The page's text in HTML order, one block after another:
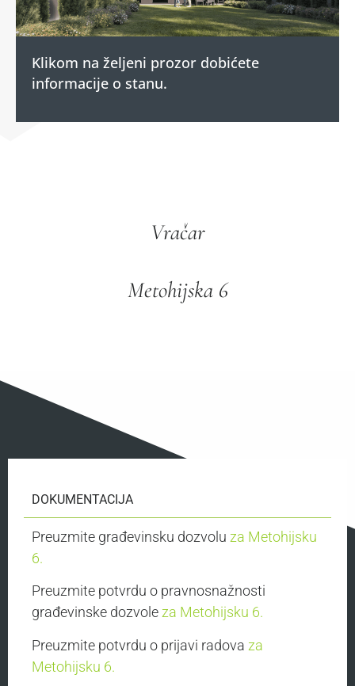
Klikom na željeni prozor dobićete
informacije o stanu.
Vračar
Metohijska 6
DOKUMENTACIJA
Preuzmite građevinsku dozvolu za Metohijsku
6.
Preuzmite potvrdu o pravnosnažnosti
građevinske dozvoleza Metohijsku 6.
Preuzmite potvrdu o prijavi radova za
Metohijsku 6.